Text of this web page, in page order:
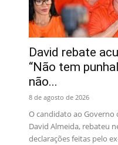
David rebate
“Não tem
não...
8 de agosto de 2026
O candidato ao Governo
David Almeida, rebateu
declarações feitas pelo